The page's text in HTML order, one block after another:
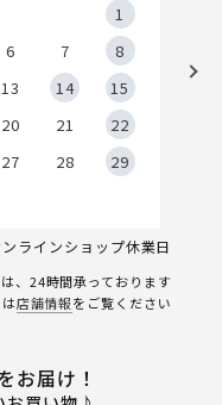
1
6 7
8
13 14
15
20 21
22
27 28
29
ラインショップ休業日
、24時間承っております
店舗情報をご覧ください
お届け！